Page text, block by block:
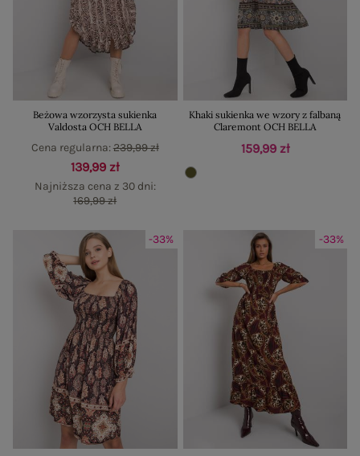
Beżowa wzorzysta sukienka
Valdosta OCH BELLA
139,99 zł
Najniższa cena z 30 dni:
169,99 zł
Cena regularna:239,99 zł
Khaki sukienka we wzory z falbaną
Claremont OCH BELLA
159,99 zł
-33% -33%